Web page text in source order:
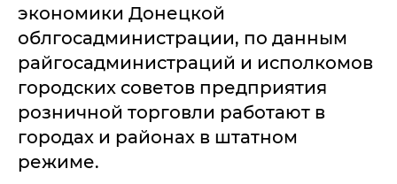
экономики Донецкой
облгосадминистрации, по данным
райгосадминистраций и исполкомов
городских советов предприятия
розничной торговли работают в
городах и районах в штатном
режиме.